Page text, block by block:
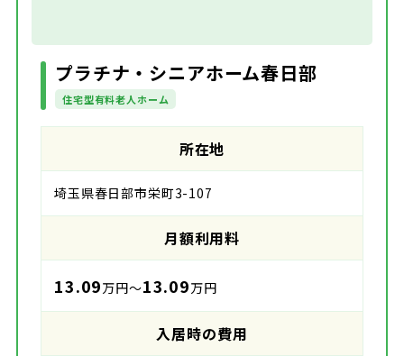
プラチナ・シニアホーム春日部
住宅型有料老人ホーム
所在地
埼玉県春日部市栄町3-107
月額利用料
13.09万円～13.09万円
入居時の費用